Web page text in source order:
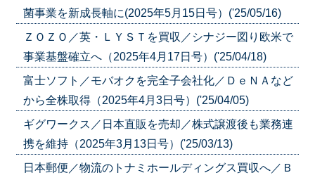
菌事業を新成長軸に(2025年5月15日号）('25/05/16)
ＺＯＺＯ／英・ＬＹＳＴを買収／シナジー図り欧米で
事業基盤確立へ（2025年4月17日号）('25/04/18)
富士ソフト／モバオクを完全子会社化／ＤｅＮＡなど
から全株取得（2025年4月3日号）('25/04/05)
ギグワークス／日本直販を売却／株式譲渡後も業務連
携を維持（2025年3月13日号）('25/03/13)
日本郵便／物流のトナミホールディングス買収へ／Ｂ